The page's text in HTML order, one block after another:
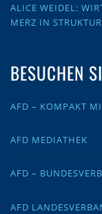
ALICE WEIDEL:
MERZ IN
BESUCHEN
AFD – KOMPAKT
AFD MEDIATHEK
AFD –
AFD